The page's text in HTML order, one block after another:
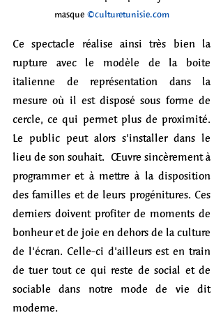
masque ©culturetunisie.com
Ce spectacle réalise ainsi très bien la
rupture avec le modèle de la boite
italienne de représentation dans la
mesure où il est disposé sous forme de
cercle, ce qui permet plus de proximité.
Le public peut alors s'installer dans le
lieu de son souhait.  Œuvre sincèrement à
programmer et à mettre à la disposition
des familles et de leurs progénitures. Ces
derniers doivent profiter de moments de
bonheur et de joie en dehors de la culture
de l'écran. Celle-ci d'ailleurs est en train
de tuer tout ce qui reste de social et de
sociable dans notre mode de vie dit
moderne.